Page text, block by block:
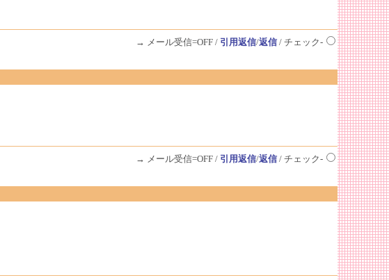
→ メール受信=OFF / 引用返信/返信/ チェック-
→ メール受信=OFF / 引用返信/返信/ チェック-